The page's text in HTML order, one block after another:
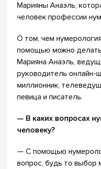
Марияны Анаэль,
человек профессии
О том, чем
помощью можно
Марияна Анаэль,
руководитель онлайн-
миллионник,
певица и писатель.
— В каких вопросах
человеку?
— С помощью
вопрос, будь то выбор